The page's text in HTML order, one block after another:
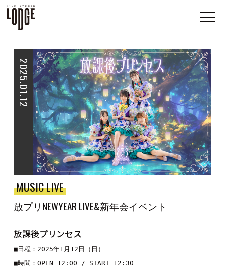
2025.01.12
MUSIC LIVE
放プリNEWYEAR LIVE&新年会イベント
放課後プリンセス
■日程：2025年1月12日（日）
■時間：OPEN 12:00 / START 12:30